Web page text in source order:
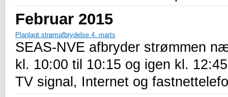
Februar 2015
Planlagt strømafbrydelse 4. marts
SEAS-NVE afbryder strømmen
kl. 10:00 til 10:15 og igen kl.
TV signal, Internet og